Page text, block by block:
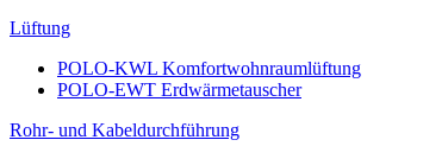
Lüftung
POLO-KWL Komfortwohnraumlüftung
POLO-EWT Erdwärmetauscher
Rohr- und Kabeldurchführung